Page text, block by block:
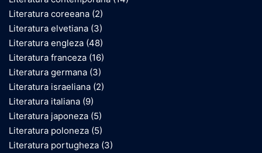
Literatura coreeana (2)
Literatura elvetiana (3)
Literatura engleza (48)
Literatura franceza (16)
Literatura germana (3)
Literatura israeliana (2)
Literatura italiana (9)
Literatura japoneza (5)
Literatura poloneza (5)
Literatura portugheza (3)